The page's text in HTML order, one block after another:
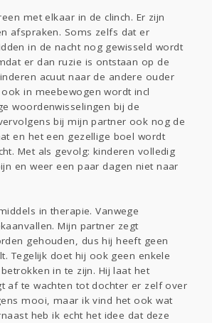
met elkaar in de clinch. Er zijn
afspraken. Soms zelfs dat er
in de nacht nog gewisseld wordt
er dan ruzie is ontstaan op de
acuut naar de andere ouder
in meebewogen wordt incl
woordenwisselingen bij de
bij mijn partner ook nog de
en het een gezellige boel wordt
Met als gevolg: kinderen volledig
en weer een paar dagen niet naar
in therapie. Vanwege
Mijn partner zegt
gehouden, dus hij heeft geen
Tegelijk doet hij ook geen enkele
in te zijn. Hij laat het
af te wachten tot dochter er zelf over
mooi, maar ik vind het ook wat
heb ik echt het idee dat deze